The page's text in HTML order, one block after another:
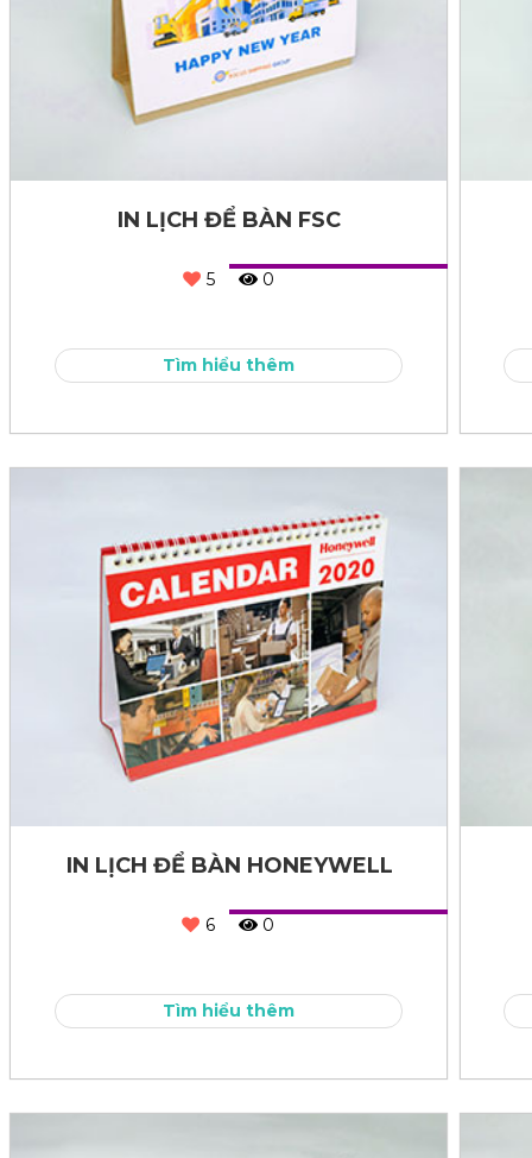
IN LỊCH ĐỂ BÀN FSC
5 0
Tìm hiểu thêm
IN LỊCH ĐỂ BÀN HONEYWELL
6 0
Tìm hiểu thêm